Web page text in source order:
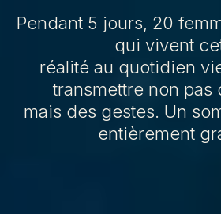
Pendant 5 jours, 20
qui vivent
réalité au quotidien
transmettre non pas
mais des gestes. Un
entièrement